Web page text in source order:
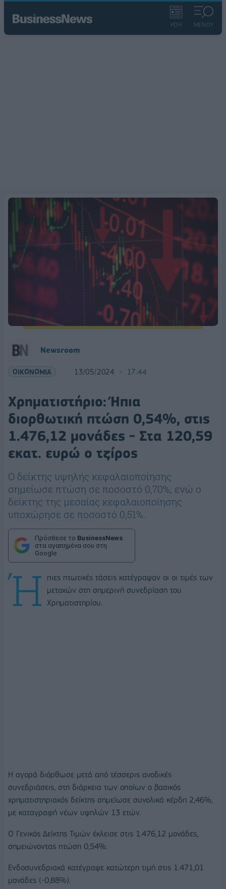
ΡΟΗ ΜΕΝΟΥ
Newsroom
ΟΙΚΟΝΟΜΙΑ 13/05/2024 17:44
Χρηματιστήριο: Ήπια
διορθωτική πτώση 0,54%, στις
1.476,12 μονάδες - Στα 120,59
εκατ. ευρώ ο τζίρος
Ο δείκτης υψηλής κεφαλαιοποίησης
σημείωσε πτώση σε ποσοστό 0,70%, ενώ ο
δείκτης της μεσαίας κεφαλαιοποίησης
υποχώρησε σε ποσοστό 0,51%.
Πρόσθεσε το BusinessNews
στα αγαπημένα σου στη
Google
Ή
πιες πτωτικές τάσεις κατέγραψαν οι οι τιμές των
μετοχών στη σημερινή συνεδρίαση του
Χρηματιστηρίου.
Η αγορά διόρθωσε μετά από τέσσερις ανοδικές
συνεδριάσεις, στη διάρκεια των οποίων ο βασικός
χρηματιστηριακός δείκτης σημείωσε συνολικά κέρδη 2,46%,
με καταγραφή νέων υψηλών 13 ετών.
O Γενικός Δείκτης Τιμών έκλεισε στις 1.476,12 μονάδες,
σημειώνοντας πτώση 0,54%.
Ενδοσυνεδριακά κατέγραψε κατώτερη τιμή στις 1.471,01
μονάδες (-0,88%).